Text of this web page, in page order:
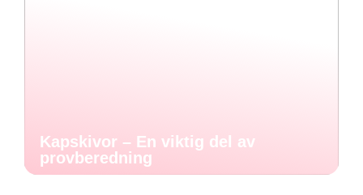
Kapskivor – En viktig del av
provberedning